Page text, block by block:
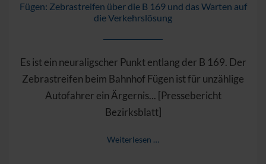
Fügen: Zebrastreifen über die B 169 und das Warten auf
die Verkehrslösung
Es ist ein neuraligscher Punkt entlang der B 169. Der
Zebrastreifen beim Bahnhof Fügen ist für unzählige
Autofahrer ein Ärgernis... [Pressebericht
Bezirksblatt]
Weiterlesen …